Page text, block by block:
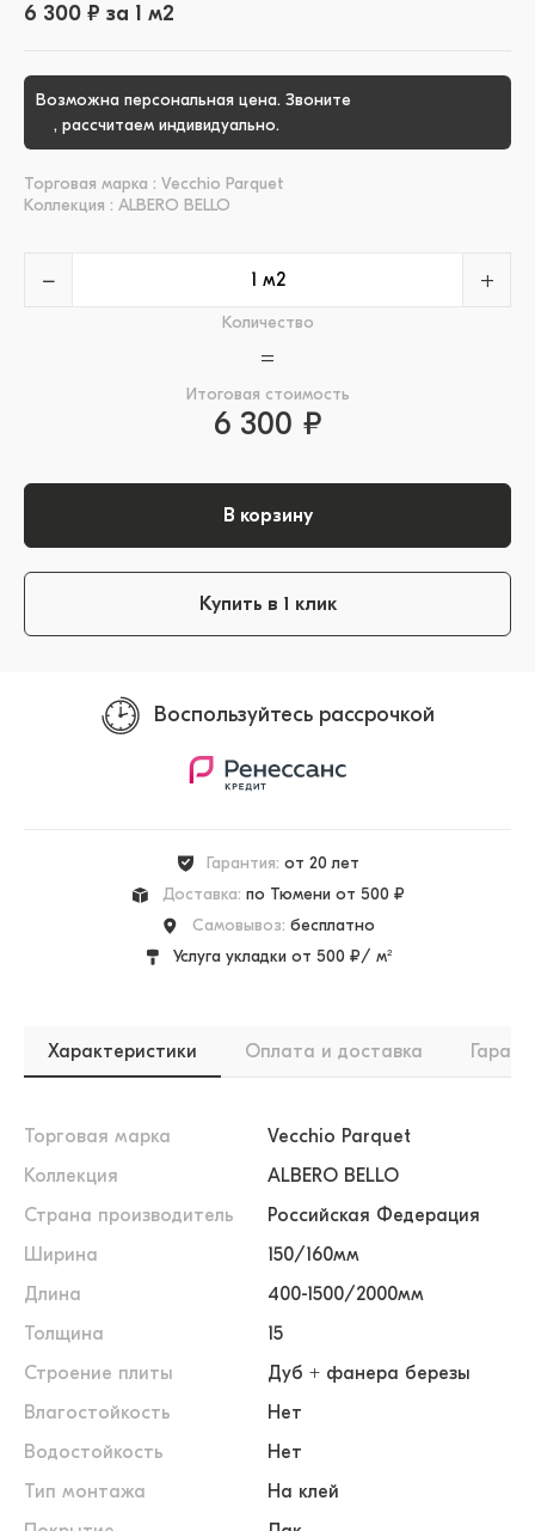
6 300 ₽ за 1 м2
Возможна персональная цена. Звоните
, рассчитаем индивидуально.
Торговая марка : Vecchio Parquet
Коллекция : ALBERO BELLO
− +
Количество
=
Итоговая стоимость
6 300 ₽
В корзину
Купить в 1 клик
Воспользуйтесь рассрочкой
Гарантия: от 20 лет
Доставка: по Тюмени от 500 ₽
Самовывоз: бесплатно
Услуга укладки от 500 ₽/ м²
Характеристики Оплата и доставка
Торговая марка
Vecchio Parquet
Коллекция
ALBERO BELLO
Страна производитель
Российская Федерация
Ширина
150/160мм
Длина
400-1500/2000мм
Толщина
15
Строение плиты
Дуб + фанера березы
Влагостойкость
Нет
Водостойкость
Нет
Тип монтажа
На клей